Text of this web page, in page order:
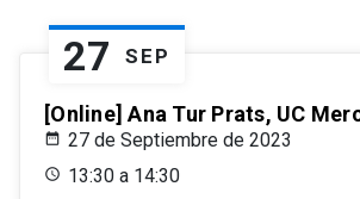
27 SEP
[Online] Ana Tur Prats, UC
27 de Septiembre de 2023
13:30 a 14:30